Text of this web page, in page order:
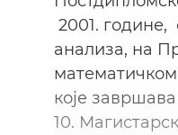
2001.
анализа, на
које
10.